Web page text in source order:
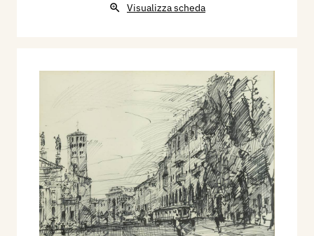
Visualizza scheda